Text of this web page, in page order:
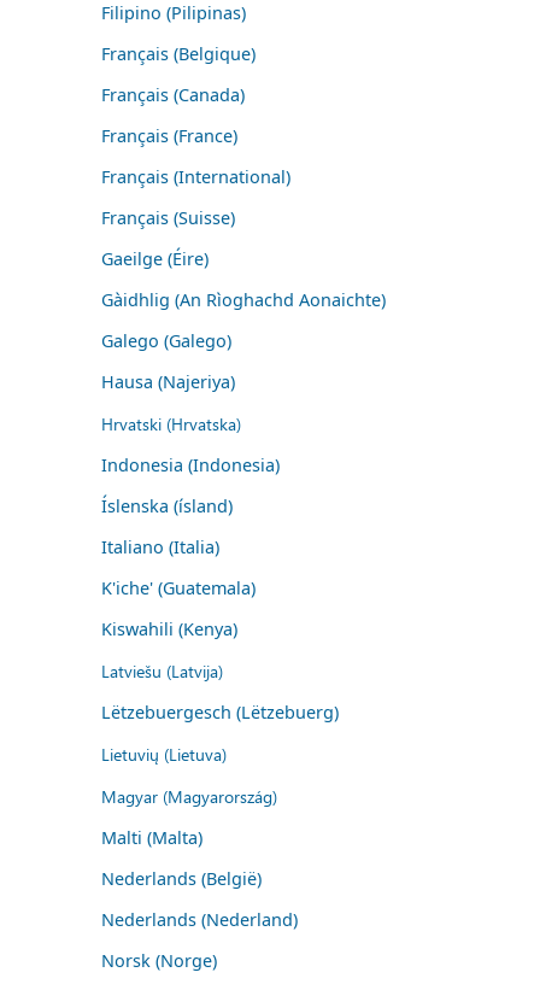
Filipino (Pilipinas)
Français (Belgique)
Français (Canada)
Français (France)
Français (International)
Français (Suisse)
Gaeilge (Éire)
Gàidhlig (An Rìoghachd Aonaichte)
Galego (Galego)
Hausa (Najeriya)
Hrvatski (Hrvatska)
Indonesia (Indonesia)
Íslenska (ísland)
Italiano (Italia)
K'iche' (Guatemala)
Kiswahili (Kenya)
Latviešu (Latvija)
Lëtzebuergesch (Lëtzebuerg)
Lietuvių (Lietuva)
Magyar (Magyarország)
Malti (Malta)
Nederlands (België)
Nederlands (Nederland)
Norsk (Norge)